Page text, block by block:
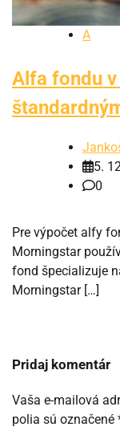
A
Alfa fondu
5.
0
Pre výpočet alfy
Morningstar
fond špecializuje
Morningstar […]
Pridaj komentár
Vaša e-mailová
polia sú označené